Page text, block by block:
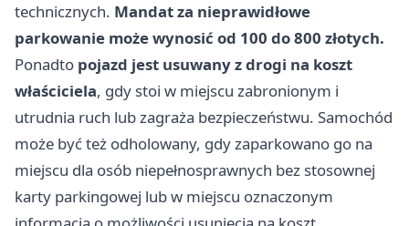
technicznych. Mandat za nieprawidłowe
parkowanie może wynosić od 100 do 800 złotych.
Ponadto pojazd jest usuwany z drogi na koszt
właściciela, gdy stoi w miejscu zabronionym i
utrudnia ruch lub zagraża bezpieczeństwu. Samochód
może być też odholowany, gdy zaparkowano go na
miejscu dla osób niepełnosprawnych bez stosownej
karty parkingowej lub w miejscu oznaczonym